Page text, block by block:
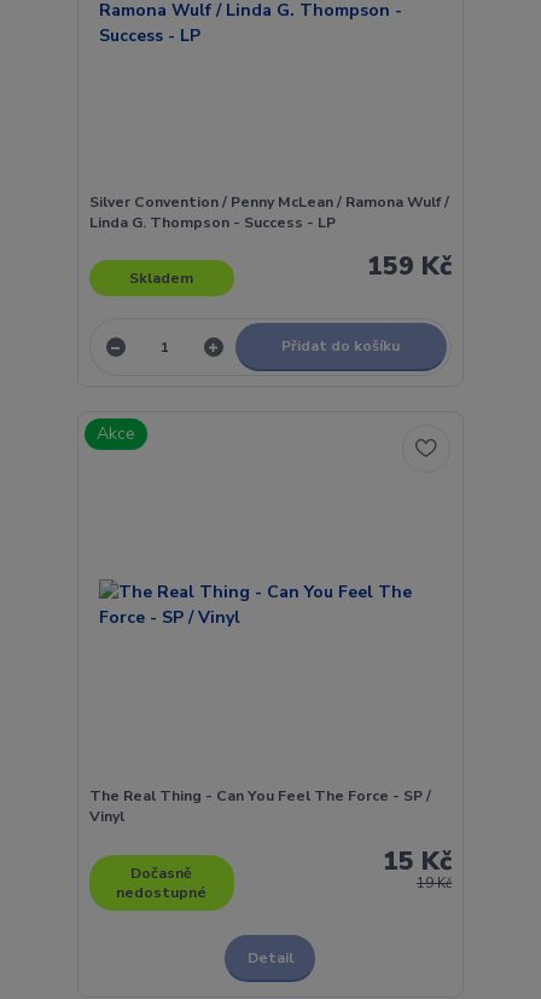
Silver Convention / Penny McLean / Ramona Wulf /
Linda G. Thompson - Success - LP
159 Kč
Skladem
Přidat do košíku
Akce
The Real Thing - Can You Feel The Force - SP /
Vinyl
19 Kč
15 Kč
Dočasně
nedostupné
Detail